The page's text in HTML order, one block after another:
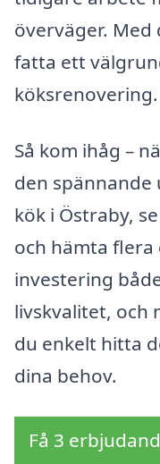
överväger.
fatta ett
köksrenovering.
Så kom ihåg –
den
kök i Östraby,
och hämta
investering
livskvalitet, och
du enkelt hitta
dina behov.
Få 3